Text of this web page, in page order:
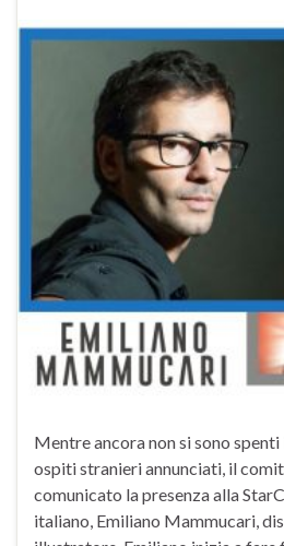
Mentre ancora non si sono
ospiti stranieri annunciati, il
comunicato la presenza alla
italiano, Emiliano Mammucari,